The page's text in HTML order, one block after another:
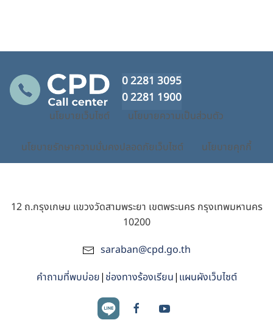
0 2281 3095
0 2281 1900
นโยบายเว็บไซต์ นโยบายความเป็นส่วนตัว
นโยบายรักษาความมั่นคงปลอดภัยเว็บไซต์ นโยบายคุกกี้
12 ถ.กรุงเกษม แขวงวัดสามพระยา เขตพระนคร กรุงเทพมหานคร
10200
saraban@cpd.go.th
คำถามที่พบบ่อย| ช่องทางร้องเรียน| แผนผังเว็บไซต์